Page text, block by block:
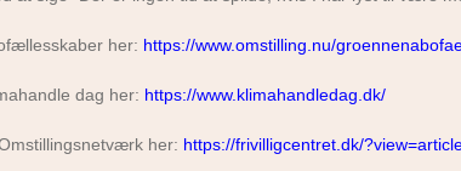
her: https://www.omstilling.nu/
dag her: https://www.klimahandledag.dk/
her: https://frivilligcentret.dk/